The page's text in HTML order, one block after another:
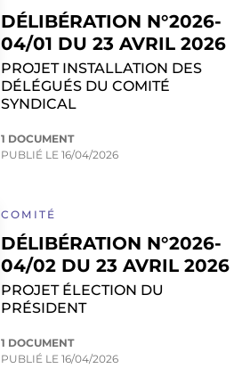
DÉLIBÉRATION N°2026-
04/01 DU 23 AVRIL 2026
PROJET INSTALLATION DES
DÉLÉGUÉS DU COMITÉ
SYNDICAL
1 DOCUMENT
PUBLIÉ LE16/04/2026
COMITÉ
DÉLIBÉRATION N°2026-
04/02 DU 23 AVRIL 2026
PROJET ÉLECTION DU
PRÉSIDENT
1 DOCUMENT
PUBLIÉ LE16/04/2026